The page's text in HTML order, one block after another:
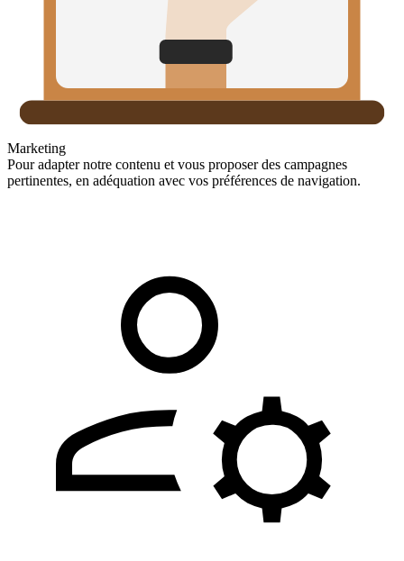
Marketing
Pour adapter notre contenu et vous proposer des campagnes
pertinentes, en adéquation avec vos préférences de navigation.